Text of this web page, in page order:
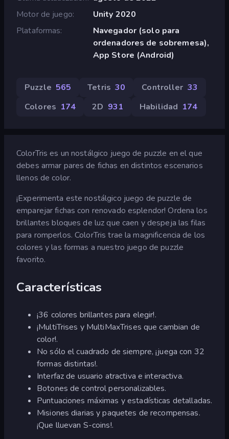
Motor de juego
Unity 2020
Plataformas
Navegador (solo para
ordenadores de sobremesa),
App Store (Android)
Puzzle 565 Tetris 30 Controller 33
Colores 174 2D 931 Habilidad 174
ColorTris es un nostálgico juego de puzzle en el que
debes armar pares de fichas en distintos escenarios
llenos de color.
¡Experimenta este nostálgico juego de puzzle de
emparejar fichas con renovado esplendor! Ordena los
brillantes bloques de luz que caen y despeja las filas
para romperlos. ColorTris trae la magnificencia de los
colores y las formas a nuestro juego de puzzle
favorito.
Características
¡36 colores brillantes para elegir!.
¡MultiTrises y MultiMaxTrises que cambian de
color!.
No sólo el cuadrado de siempre, ¡juega con 32
formas distintas!.
Interfaz de usuario atractiva e interactiva.
Botones de control personalizables.
Puntuaciones máximas y estadísticas detalladas.
Misiones diarias y paquetes de recompensas.
¡Que lluevan S-coins!.